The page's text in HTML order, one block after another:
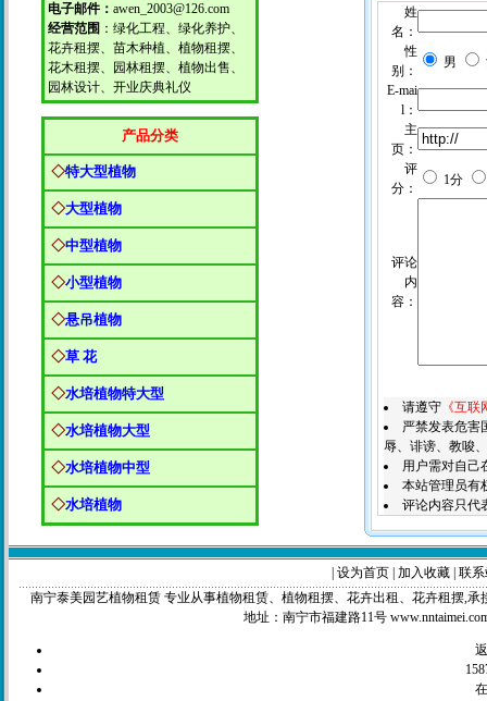
电子邮件： awen_2003@126.com
经营范围 ：绿化工程、绿化养护、
花卉租摆、苗木种植、植物租摆、
花木租摆、园林租摆、植物出售、
园林设计、开业庆典礼仪
产品分类
◇特大型植物
◇大型植物
◇中型植物
◇小型植物
◇悬吊植物
◇草 花
◇水培植物特大型
◇水培植物大型
◇水培植物中型
◇水培植物
姓
名：
性
别：
男
E-mai
l：
主
页：
评
分：
1分
评论
内
容：
请遵守《互联
严禁发表危害
辱、诽谤、教唆
用户需对自己
本站管理员有
评论内容只代
设为首页| 加入收藏| 联
南宁泰美园艺植物租赁 专业从事植物租赁、植物租摆、花卉出租、花卉租摆,承
地址：南宁市福建路11号